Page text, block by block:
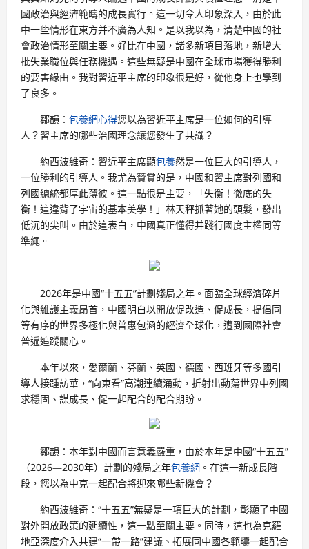
國政治與經濟範疇的成長實行。這一切令人印象深入，由於此
中一些情形在東方并不廣為人知。是以我以為，清楚中國的社
會政治情形至關主要。好比在中國，諸多新項目落地，新增大
批失業職位與任務機遇。這些無疑是中國在全球市場獲得勝利
的要害緣由。我對習近平主席的印象很是好，從他身上也學到
了良多。
鄒韻： 包養網心得您以為習近平主席是一位如何的引導
人？習主席的哪些治國理念讓您發生了共識？
約西波維奇：習近平主席顯包養然是一位巨大的引導人，
一位勝利的引導人。我尤為贊賞的是，中國和習主席對列國和
列國總統都厚此薄彼。這一點很是主要，「失衡！徹底的失
衡！這違背了宇宙的基本美學！」林天秤抓著她的頭髮，發出
低沉的尖叫。由於這表白，中國真正懂得并踐行國度主權同等
準繩。
2026年是中國“十五五”計劃殘局之年。面臨全球經濟碎片
化與維護主義昂首，中國明白以開放促改造、促成長，提倡同
等有序的世界多極化與普惠包涵的經濟全球化，遭到國際社會
普遍追蹤關心。
本年以來，愛爾蘭、芬蘭、英國、德國、西班牙等多國引
導人接踵訪華，“向東看”高潮連續涌動，折射出動蕩世界中列國
求穩固、謀成長、促一起配合的配合期盼。
鄒韻：本年對中國而言意義嚴重，由於本年是中國“十五五”
（2026—2030年）計劃的殘局之年包養網 。在這一新成長階
段，您以為中克一起配合將迎來哪些新機會？
約西波維奇：“十五五”無疑是一項巨大的計劃，彰顯了中國
對外開放政策的延續性，這一點至關主要。同時，這也為克羅
地亞深度介入共建“一帶一路”建議、拓展同中國各範疇一起配合